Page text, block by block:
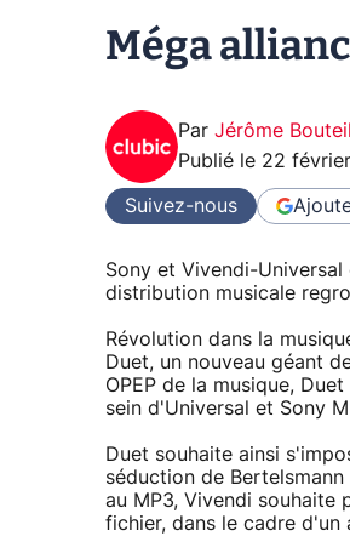
Méga
Par Jérôme
Publié le 22
Suivez-nous
Sony et Vivendi-
distribution musicale
Révolution dans la
Duet, un nouveau géant
OPEP de la musique,
sein d'Universal et Sony
Duet souhaite ainsi
séduction de Bertelsmann
au MP3, Vivendi souhaite
fichier, dans le cadre d'un